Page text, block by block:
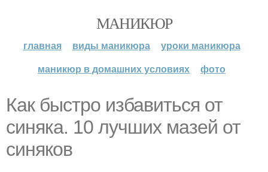
МАНИКЮР
главная виды маникюра
уроки маникюра
маникюр в домашних условиях
фото
Как быстро избавиться от
синяка. 10 лучших мазей от
синяков